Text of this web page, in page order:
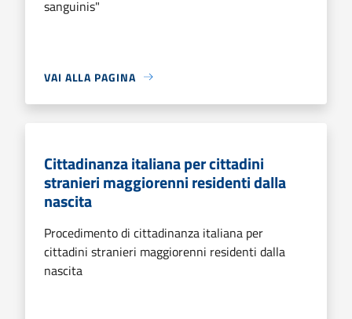
sanguinis"
VAI ALLA PAGINA
Cittadinanza italiana per cittadini
stranieri maggiorenni residenti dalla
nascita
Procedimento di cittadinanza italiana per
cittadini stranieri maggiorenni residenti dalla
nascita